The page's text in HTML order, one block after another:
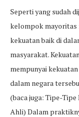
Seperti yang sudah
kelompok mayoritas
kekuatan baik di
masyarakat.
mempunyai
dalam negara
(baca juga: Tipe-
Ahli) Dalam